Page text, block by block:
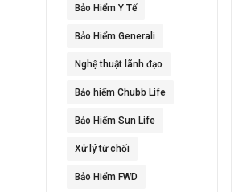
Bảo Hiểm Y Tế
Bảo Hiểm Generali
Nghệ thuật lãnh đạo
Bảo hiểm Chubb Life
Bảo Hiểm Sun Life
Xử lý từ chối
Bảo Hiểm FWD